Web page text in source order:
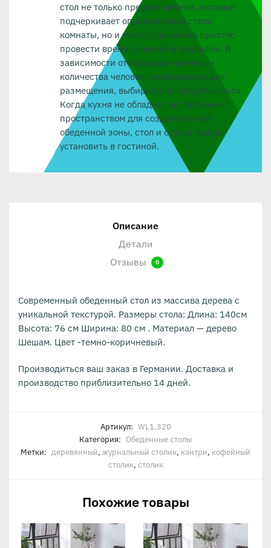
стол не только предмет мебели, который
подчеркивает определенный стиль
комнаты, но и место, где можно приятно
провести время с семьей и друзьями. В
зависимости от площади комнаты и
количества человек, необходимых для
размещения, выбираются габариты стола.
Когда кухня не обладает достаточным
пространством для создания в ней
обеденной зоны, стол и стулья можно
установить в гостиной.
Описание
Детали
Отзывы
0
Современный обеденный стол из массива дерева с
уникальной текстурой. Размеры стола: Длина: 140см
Высота: 76 см Ширина: 80 см . Материал — дерево
Шешам. Цвет -темно-коричневый.
Производиться ваш заказ в Германии. Доставка и
производство приблизительно 14 дней.
Артикул: WL1.320
Категория: Обеденные столы
Метки: деревянный, журнальный столик, кантри, кофейный
столик, столик
Похожие товары